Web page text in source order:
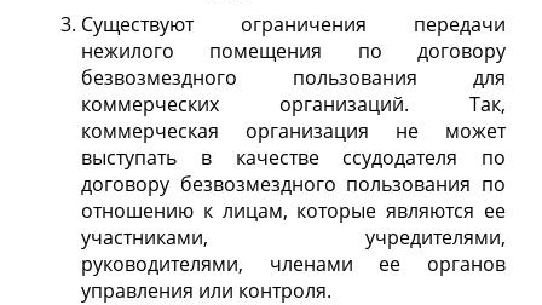
Существуют ограничения передачи
нежилого помещения по договору
безвозмездного пользования для
коммерческих организаций. Так,
коммерческая организация не может
выступать в качестве ссудодателя по
договору безвозмездного пользования по
отношению к лицам, которые являются ее
участниками, учредителями,
руководителями, членами ее органов
управления или контроля.